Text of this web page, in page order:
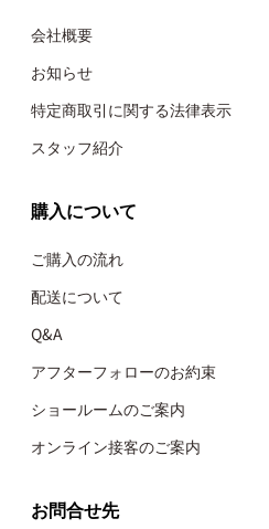
会社概要
お知らせ
特定商取引に関する法律表示
スタッフ紹介
購入について
ご購入の流れ
配送について
Q&A
アフターフォローのお約束
ショールームのご案内
オンライン接客のご案内
お問合せ先